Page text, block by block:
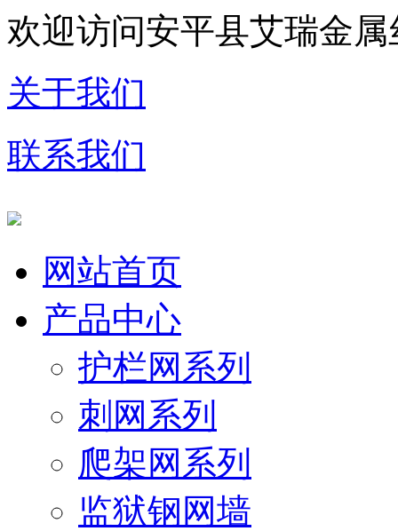
欢迎访问安平县艾瑞金
关于我们
联系我们
网站首页
产品中心
护栏网系列
刺网系列
爬架网系列
监狱钢网墙